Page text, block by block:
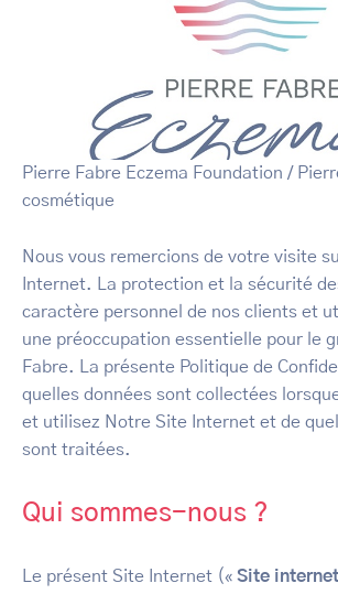
Pierre Fabre Eczema Foundation /
cosmétique
Nous vous remercions de votre visite
Internet. La protection et la sécurité
caractère personnel de nos clients et
une préoccupation essentielle pour le
Fabre. La présente Politique de
quelles données sont collectées
et utilisez Notre Site Internet et de
sont traitées.
Qui sommes-nous ?
Le présent Site Internet (« Site internet